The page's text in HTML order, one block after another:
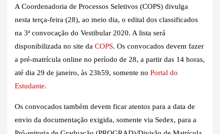
A Coordenadoria de Processos Seletivos (COPS) divulga
nesta terça-feira (28), ao meio dia, o edital dos classificados
na 3ª convocação do Vestibular 2020. A lista será
disponibilizada no site da COPS. Os convocados devem fazer
a pré-matrícula online no período de 28, a partir das 14 horas,
até dia 29 de janeiro, às 23h59, somente no Portal do
Estudante.
Os convocados também devem ficar atentos para a data de
envio da documentação exigida, somente via Sedex, para a